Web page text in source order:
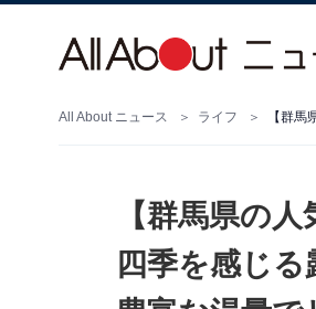
All About ニュース ライフ
【群馬県の
四季を感じ